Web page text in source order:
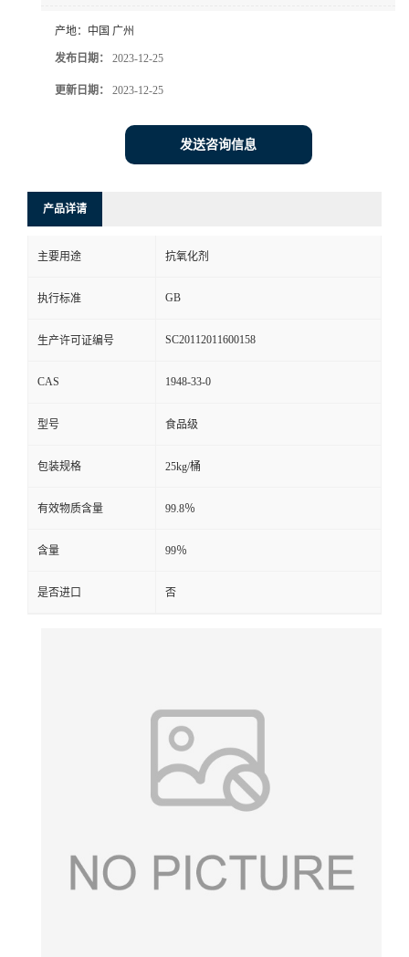
产地： 中国 广州
发布日期： 2023-12-25
更新日期： 2023-12-25
发送咨询信息
产品详请
主要用途 抗氧化剂
执行标准 GB
生产许可证编号 SC20112011600158
CAS 1948-33-0
型号 食品级
包装规格 25kg/桶
有效物质含量 99.8％
含量 99％
是否进口 否